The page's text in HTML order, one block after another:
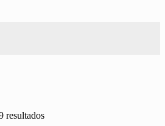
resultadosOrdenado